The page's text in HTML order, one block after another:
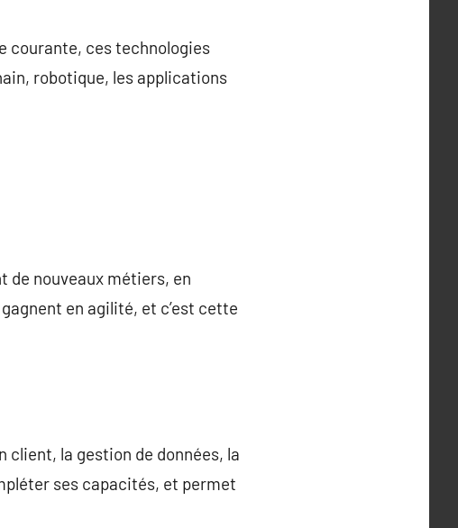
courante, ces technologies
robotique, les applications
de nouveaux métiers, en
en agilité, et c’est cette
client, la gestion de données, la
ses capacités, et permet